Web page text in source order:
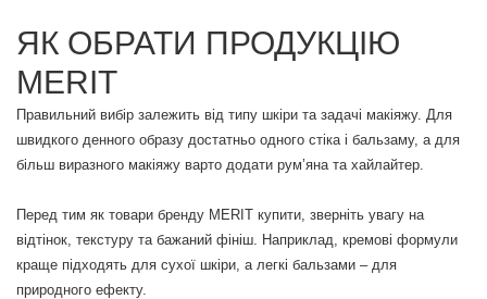
ЯК ОБРАТИ ПРОДУКЦІЮ
MERIT
Правильний вибір залежить від типу шкіри та задачі макіяжу. Для
швидкого денного образу достатньо одного стіка і бальзаму, а для
більш виразного макіяжу варто додати рум’яна та хайлайтер.
Перед тим як товари бренду MERIT купити, зверніть увагу на
відтінок, текстуру та бажаний фініш. Наприклад, кремові формули
краще підходять для сухої шкіри, а легкі бальзами – для
природного ефекту.